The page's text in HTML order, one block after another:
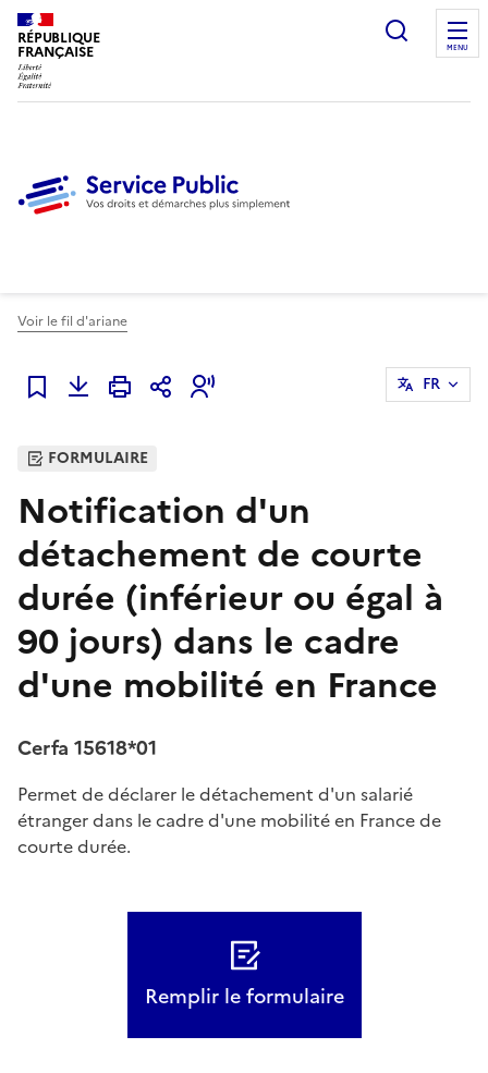
RÉPUBLIQUE
FRANÇAISE
Ouvrir
MENU
Voir le fil d'ariane
Ajouter à mes favoris
FR
FORMULAIRE
Notification d'un
détachement de courte
durée (inférieur ou égal à
90 jours) dans le cadre
d'une mobilité en France
Cerfa 15618*01
Permet de déclarer le détachement d'un salarié
étranger dans le cadre d'une mobilité en France de
courte durée.
Remplir le formulaire